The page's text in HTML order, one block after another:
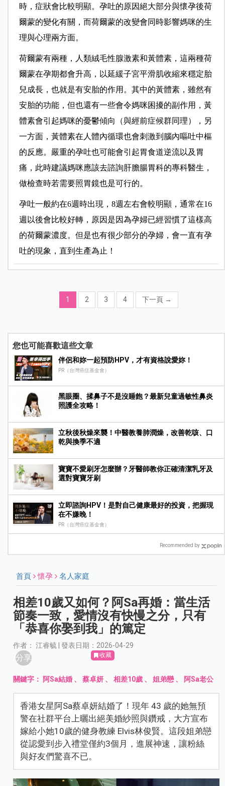
時，症狀會比較明顯。孕吐的原因絕大部分與懷孕後荷
爾蒙的變化有關，而荷爾蒙的改變會同時影響媽咪的生
理與心理兩方面。
荷爾蒙有兩種，人類絨毛性腺激素和黃體素，這兩種荷
爾蒙在孕期都會升高，以延緩子宮平滑肌收縮來穩定胎
兒成長，也就是有安胎的作用。其中的黃體素，雖然有
安胎的功能，但也還有一些會令媽咪困擾的副作用，黃
體素會引起媽咪的憂鬱傾向（與經前症候群同理），另
一方面，黃體素在人體內循環也會刺激到腦內嘔吐中樞
的反應。嚴重的孕吐也可能會引起胃食道逆流以及胃
痛，此時建議媽咪應該去諮詢肝膽腸胃科的專科醫生，
做檢查時若需要照胃鏡也是可行的。
孕吐一般約在6週時出現，8週左右會較明顯，通常在16
週以後會比較好轉，原因是因為孕婦已經習慣了這樣高
的荷爾蒙濃度。但是也有很少部分的孕婦，會一直有孕
吐的現象，直到生產為止！
1 2 3 4 下一頁 →
您也可能喜歡這些文章
伴侶和妳一起預防HPV，才有資格說愛妳！
PR（台灣癌症基金會）
黑眼圈、揉鼻子不是沒睡飽？最新兒童過敏性鼻炎
照護全攻略！
立秋後秋燥來襲！中醫教養肺潤燥，改善乾咳、口
乾與換季不適
寶寶不愛刷牙怎麼辦？牙醫師教你正確清潔乳牙及
選對寶寶牙刷
立即諮詢HPV！是對自己健康最好的投資，把握現
在不嫌晚！
PR（台灣癌症基金會）
Recommended by
首頁 懷孕 名人家庭
相差10歲又如何？阿Sa再婚：當生活
節奏一致，愛情沒有快慢之分，只有
「恭喜你娶到我」的篤定
作者： 江睿毓 | 發表日期：2026-04-29
分享 收藏
關鍵字： 阿Sa結婚 、蔡卓妍 、相差10歲 、姐弟戀、 阿Sa老公
香港女星阿Sa蔡卓妍結婚了！現年 43 歲的她無預
警在社群平台上曬出絕美婚紗照與鑽戒，大方宣布
嫁給小她10歲的健身教練 Elvis林俊賢。這段姐弟戀
從認愛到步入禮堂僅約3個月，進展神速，讓粉絲
與好友們驚喜不已。